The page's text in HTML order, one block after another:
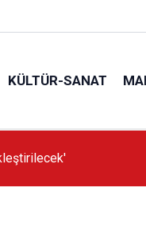
KÜLTÜR-SANAT